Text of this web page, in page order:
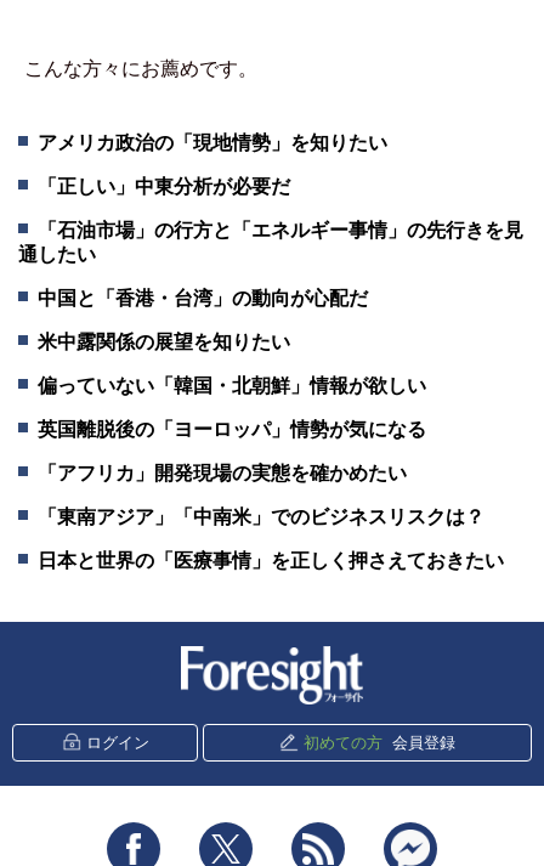
こんな方々にお薦めです。
アメリカ政治の「現地情勢」を知りたい
「正しい」中東分析が必要だ
「石油市場」の行方と「エネルギー事情」の先行きを見
通したい
中国と「香港・台湾」の動向が心配だ
米中露関係の展望を知りたい
偏っていない「韓国・北朝鮮」情報が欲しい
英国離脱後の「ヨーロッパ」情勢が気になる
「アフリカ」開発現場の実態を確かめたい
「東南アジア」「中南米」でのビジネスリスクは？
日本と世界の「医療事情」を正しく押さえておきたい
ログイン 初めての方 会員登録
Facebook Twitter RSS